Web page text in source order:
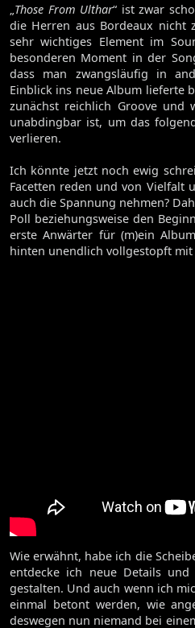
„Those From Ulthar“ ist zwar
die Herren aus Bordeaux nicht
sehr wichtiges Element im
besonderen Moment in der
dass man zwangsläufig in
Einblick ins neue Album lieferte
zunächst reichlich Groove und
unabdingbar ist, um das
verlieren.
Ich könnte jetzt noch ewig
Facetten reden und von Vielfalt
auch die Spannung nehmen?
Poll beziehungsweise den
erste Anwärter für (m)ein
hinten unendlich vollgestopft
Wie erwähnt, habe ich die
entdecke ich neue Details
gestalten. Und auch wenn ich
einmal betont werden, wie
deswegen nun niemand bei